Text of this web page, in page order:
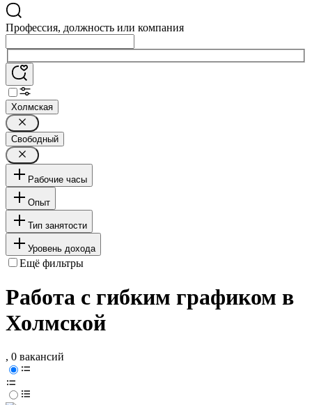
Профессия, должность или компания
Холмская
Свободный
Рабочие часы
Опыт
Тип занятости
Уровень дохода
Ещё фильтры
Работа с гибким графиком в
Холмской
, 0 вакансий